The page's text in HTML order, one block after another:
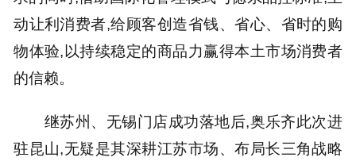
动让利消费者,给顾客创造省钱、省心、省时的购
物体验,以持续稳定的商品力赢得本土市场消费者
的信赖。
继苏州、无锡门店成功落地后,奥乐齐此次进
驻昆山,无疑是其深耕江苏市场、布局长三角战略